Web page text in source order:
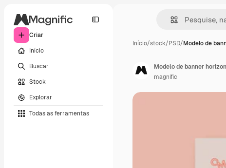
Criar
Início
Buscar
Stock
Explorar
Todas as ferramentas
Início/stock/PSD/Modelo de
Modelo de banner
magnific